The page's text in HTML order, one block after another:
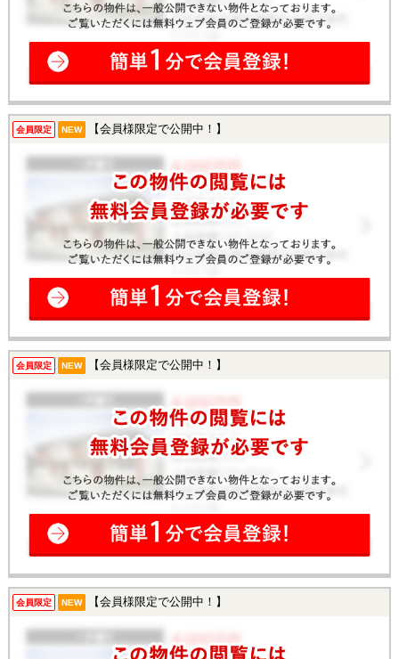
会員限定 NEW 【会員様限定で公開中！】
会員限定 NEW 【会員様限定で公開中！】
会員限定 NEW 【会員様限定で公開中！】